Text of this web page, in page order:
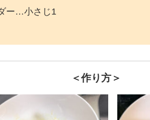
ー…小さじ1
＜作り方＞